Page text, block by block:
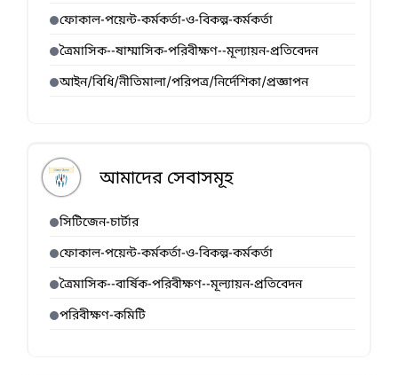
ফোকাল-পয়েন্ট-কর্মকর্তা-ও-বিকল্প-কর্মকর্তা
ত্রৈমাসিক--ষাম্মাসিক-পরিবীক্ষণ--মূল্যায়ন-প্রতিবেদন
আইন/বিধি/নীতিমালা/পরিপত্র/নির্দেশিকা/প্রজ্ঞাপন
আমাদের সেবাসমূহ
সিটিজেন-চার্টার
ফোকাল-পয়েন্ট-কর্মকর্তা-ও-বিকল্প-কর্মকর্তা
ত্রৈমাসিক--বার্ষিক-পরিবীক্ষণ--মূল্যায়ন-প্রতিবেদন
পরিবীক্ষণ-কমিটি